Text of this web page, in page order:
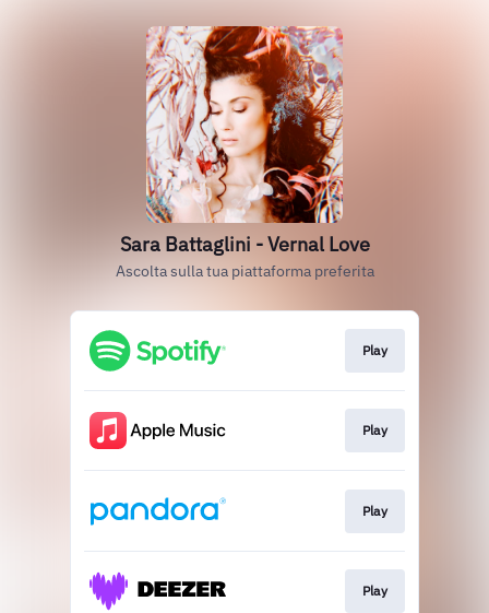
Sara Battaglini - Vernal Love
Ascolta sulla tua piattaforma preferita
Play
Play
Play
Play